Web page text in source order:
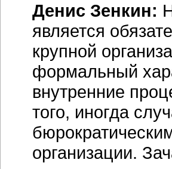
Денис Зенкин:
является
крупной
формальный
внутренние
того, иногда
организации.